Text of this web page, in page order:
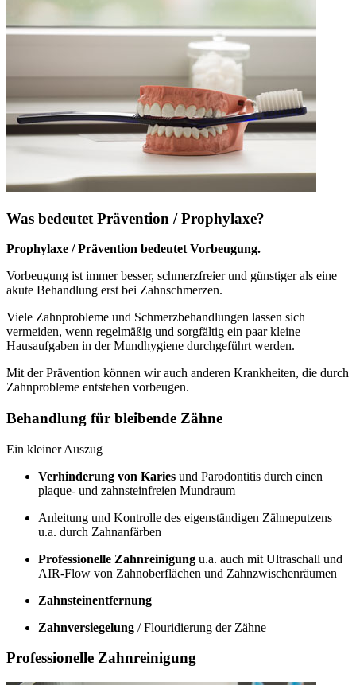
Was bedeutet Prävention / Prophylaxe?
Prophylaxe / Prävention bedeutet Vorbeugung.
Vorbeugung ist immer besser, schmerzfreier und günstiger als eine
akute Behandlung erst bei Zahnschmerzen.
Viele Zahnprobleme und Schmerzbehandlungen lassen sich
vermeiden, wenn regelmäßig und sorgfältig ein paar kleine
Hausaufgaben in der Mundhygiene durchgeführt werden.
Mit der Prävention können wir auch anderen Krankheiten, die durch
Zahnprobleme entstehen vorbeugen.
Behandlung für bleibende Zähne
Ein kleiner Auszug
Verhinderung von Karies und Parodontitis durch einen
plaque- und zahnsteinfreien Mundraum
Anleitung und Kontrolle des eigenständigen Zähneputzens
u.a. durch Zahnanfärben
Professionelle Zahnreinigung u.a. auch mit Ultraschall und
AIR-Flow von Zahnoberflächen und Zahnzwischenräumen
Zahnsteinentfernung
Zahnversiegelung / Flouridierung der Zähne
Professionelle Zahnreinigung